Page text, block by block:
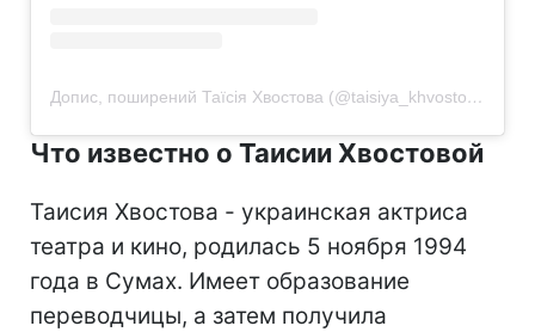
Допис, поширений Таїсія Хвостова (@taisiya_khvostova)
Что известно о Таисии Хвостовой
Таисия Хвостова - украинская актриса
театра и кино, родилась 5 ноября 1994
года в Сумах. Имеет образование
переводчицы, а затем получила